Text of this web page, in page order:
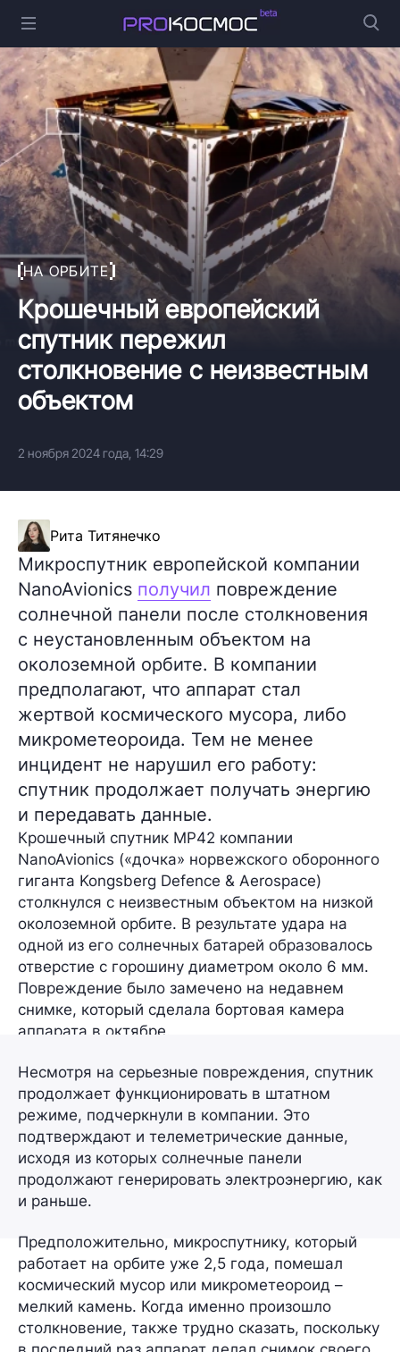
НА ОРБИТЕ
Крошечный европейский
спутник пережил
столкновение с неизвестным
объектом
2 ноября 2024 года, 14:29
Рита Титянечко
Микроспутник европейской компании
NanoAvionics получил повреждение
солнечной панели после столкновения
с неустановленным объектом на
околоземной орбите. В компании
предполагают, что аппарат стал
жертвой космического мусора, либо
микрометеороида. Тем не менее
инцидент не нарушил его работу:
спутник продолжает получать энергию
и передавать данные.
Крошечный спутник MP42 компании
NanoAvionics («дочка» норвежского оборонного
гиганта Kongsberg Defence & Aerospace)
столкнулся с неизвестным объектом на низкой
околоземной орбите. В результате удара на
одной из его солнечных батарей образовалось
отверстие с горошину диаметром около 6 мм.
Повреждение было замечено на недавнем
снимке, который сделала бортовая камера
аппарата в октябре.
Несмотря на серьезные повреждения, спутник
продолжает функционировать в штатном
режиме, подчеркнули в компании. Это
подтверждают и телеметрические данные,
исходя из которых солнечные панели
продолжают генерировать электроэнергию, как
и раньше.
Предположительно, микроспутнику, который
работает на орбите уже 2,5 года, помешал
космический мусор или микрометеороид –
мелкий камень. Когда именно произошло
столкновение, также трудно сказать, поскольку